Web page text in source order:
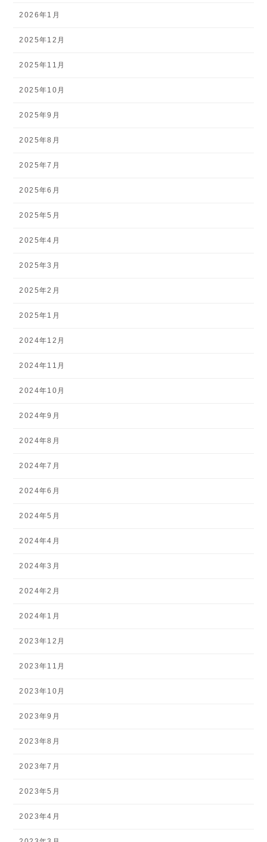
2026年1月
2025年12月
2025年11月
2025年10月
2025年9月
2025年8月
2025年7月
2025年6月
2025年5月
2025年4月
2025年3月
2025年2月
2025年1月
2024年12月
2024年11月
2024年10月
2024年9月
2024年8月
2024年7月
2024年6月
2024年5月
2024年4月
2024年3月
2024年2月
2024年1月
2023年12月
2023年11月
2023年10月
2023年9月
2023年8月
2023年7月
2023年5月
2023年4月